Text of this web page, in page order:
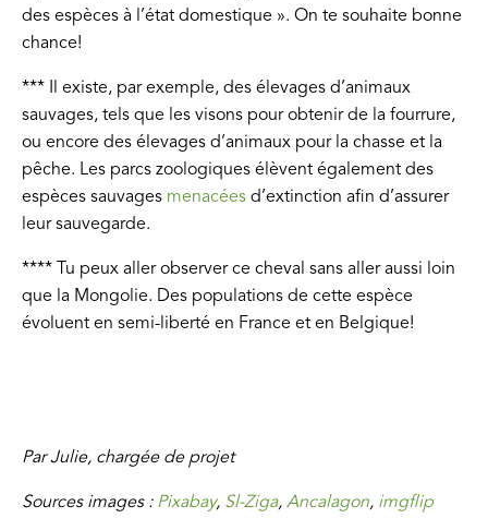
des espèces à l’état domestique ». On te souhaite bonne
chance!
*** Il existe, par exemple, des élevages d’animaux
sauvages, tels que les visons pour obtenir de la fourrure,
ou encore des élevages d’animaux pour la chasse et la
pêche. Les parcs zoologiques élèvent également des
espèces sauvages menacées d’extinction afin d’assurer
leur sauvegarde.
**** Tu peux aller observer ce cheval sans aller aussi loin
que la Mongolie. Des populations de cette espèce
évoluent en semi-liberté en France et en Belgique!
Par Julie, chargée de projet
Sources images : Pixabay, Sl-Ziga, Ancalagon, imgflip